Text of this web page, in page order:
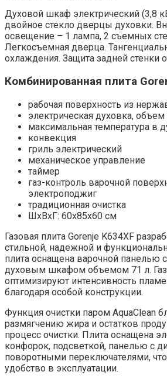
Духовой шкаф электрический (3,8
двойное стекло дверцы духовки.
освещение – 1 лампа, 2 съемных
Легкосъемная дверца.
охлаждения. Защита задней стенки
Комбинированная плита
рабочая поверхность из
электрическая духовка, объем
максимальная температура в
конвекция
гриль электрический
механическое управление
таймер
газ-контроль варочной
электроподжиг
традиционная очистка
ШхВхГ: 60х85х60 см
Газовая плита Gorenje K634XF
стильной, надежной и
плита оснащена варочной панелью
духовым шкафом объемом 71 л.
оптимизируют интенсивность
благодаря особой конструкции.
Функция очистки паром AquaClean
размягчению жира и остатков
процесс очистки. Плита оснащена
конфорок, подсветкой, панелью с
поворотными переключателями,
удобство в эксплуатации.